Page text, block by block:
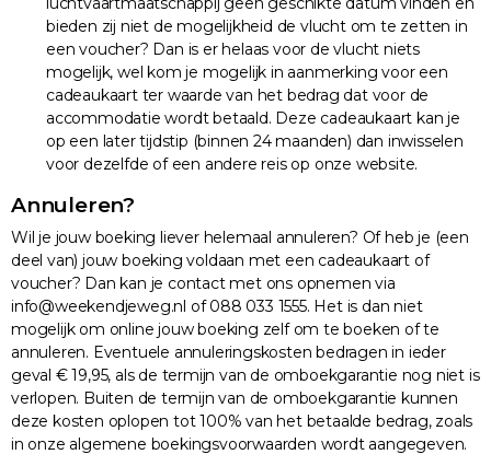
bieden zij niet de mogelijkheid de vlucht om te zetten in
een voucher? Dan is er helaas voor de vlucht niets
mogelijk, wel kom je mogelijk in aanmerking voor een
cadeaukaart ter waarde van het bedrag dat voor de
accommodatie wordt betaald. Deze cadeaukaart kan je
op een later tijdstip (binnen 24 maanden) dan inwisselen
voor dezelfde of een andere reis op onze website.
Annuleren?
Wil je jouw boeking liever helemaal annuleren? Of heb je (een
deel van) jouw boeking voldaan met een cadeaukaart of
voucher? Dan kan je contact met ons opnemen via
info@weekendjeweg.nl of 088 033 1555. Het is dan niet
mogelijk om online jouw boeking zelf om te boeken of te
annuleren. Eventuele annuleringskosten bedragen in ieder
geval € 19,95, als de termijn van de omboekgarantie nog niet is
verlopen. Buiten de termijn van de omboekgarantie kunnen
deze kosten oplopen tot 100% van het betaalde bedrag, zoals
in onze algemene boekingsvoorwaarden wordt aangegeven.